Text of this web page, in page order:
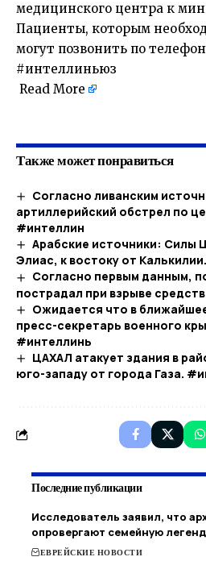
медицинского центра к
Пациенты, которым
могут позвонить по
#интеллиньюз
Read More
Также может понравиться
Согласно ливанским
артиллерийский обстрел по
#интеллин
Арабские источники: Силы
Элиас, к востоку от
Согласно первым данным,
пострадал при взрыве
Ожидается что в
пресс-секретарь военного
#интеллинь
ЦАХАЛ атакует здания в
юго-западу от города Газа.
Последние публикации
Исследователь заявил, что
опровергают семейную
ЕВРЕЙСКИЕ НОВОСТИ